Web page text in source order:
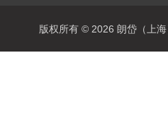
版权所有 © 2026 朗岱（上